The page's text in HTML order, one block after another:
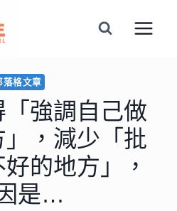
落格文章
強調自己做
，減少「批
的地方」，
是…